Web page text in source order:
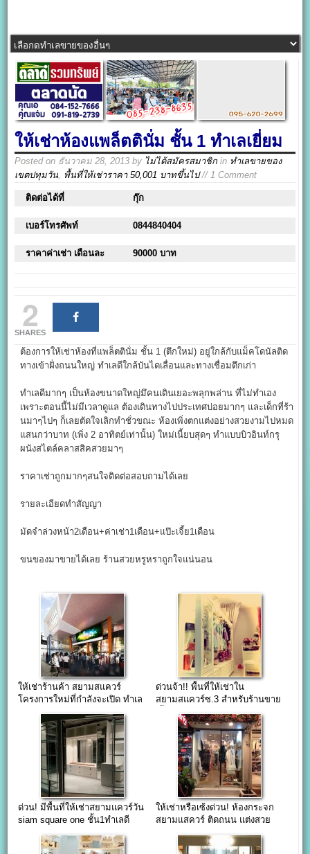
ให้เช่าห้องแพล็ตตินั่ม ชั้น 1 ทำเลเยี่ยม
Posted on ธันวาคม 28, 2013 by ไม่ได้สมัครสมาชิก in ทำเลขายของ
เขตปทุมวัน พื้นที่ให้เช่าราคา 50,001 บาทขึ้นไป// 1 Comment
ติดต่อได้ที่ กุ๊ก
เบอร์โทรศัพท์ 0844840404
ราคาค่าเช่า เดือนละ 90000 บาท
2
SHARES
ต้องการให้เช่าห้องที่แพล็ตตินั่ม ชั้น 1 (ตึกใหม่) อยู่ใกล้กับแม็คโดนัลติด
ทางเข้าฝั่งถนนใหญ่ ทำเลดีใกล้บันไดเลื่อนและทางเชื่อมตึกเก่า
ทำเลดีมากๆ เป็นห้องขนาดใหญ่มึคนเดินเยอะพลุกพล่าน ที่ไม่ทำเอง
เพราะตอนนี้ไม่มีเวลาดูแล ต้องเดินทางไปประเทศบ่อยมากๆ และเด็กที่ร้า
นมาๆไปๆ ก็เลยตัดใจเลิกทำชั่วขณะ ห้องเพิ่งตกแต่งอย่างสวยงามไปหมด
แสนกว่าบาท (เพิ่ง 2 อาทิตย์เท่านั้น) ใหม่เนี้ยบสุดๆ ทำแบบบิวอินท์กรุ
ผนังสไตล์คลาสสิคสวยมาๆ
ราคาเช่าถูกมากๆสนใจติดต่อสอบถามได้เลย
รายละเอียดทำสัญญา
มัดจำล่วงหน้า2เดือน+ค่าเช่า1เดือน+แป๊ะเจี้ย1เดือน
ขนของมาขายได้เลย ร้านสวยหรูหราถูกใจแน่นอน
ให้เช่าร้านค้า สยามสแควร์
โครงการใหม่ที่กำลังจะเปิด ทำเล
ด่วนจ้า!! พื้นที่ให้เช่าใน
สยามสแควร์ซ.3 สำหรับร้านขาย
ด่วน! มีพื้นที่ให้เช่าสยามแควร์วัน
siam square one ชั้น1ทำเลดี
ให้เช่าหรือเซ้งด่วน! ห้องกระจก
สยามแสควร์ ติดถนน แต่งสวย